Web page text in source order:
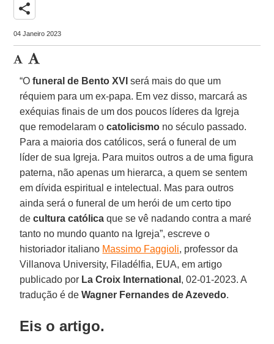
share
04 Janeiro 2023
“Ofuneral de Bento XVI será mais do que um
réquiem para um ex-papa. Em vez disso, marcará as
exéquias finais de um dos poucos líderes da Igreja
que remodelaram ocatolicismo no século passado.
Para a maioria dos católicos, será o funeral de um
líder de sua Igreja. Para muitos outros a de uma figura
paterna, não apenas um hierarca, a quem se sentem
em dívida espiritual e intelectual. Mas para outros
ainda será o funeral de um herói de um certo tipo
decultura católica que se vê nadando contra a maré
tanto no mundo quanto na Igreja”, escreve o
historiador italiano Massimo Faggioli, professor da
Villanova University, Filadélfia, EUA, em artigo
publicado por La Croix International , 02-01-2023. A
tradução é deWagner Fernandes de Azevedo.
Eis o artigo.